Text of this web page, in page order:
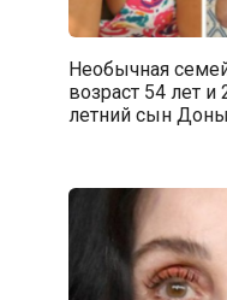
Необычная
возраст 54 лет
летний сын